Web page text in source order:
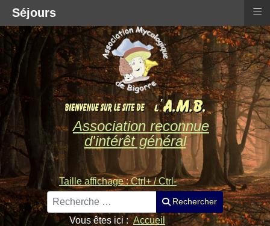
Association reconnue
d'intérêt général
Taille affichage : Ctrl+ / Ctrl-
Rechercher
Rechercher
Vous êtes ici :Accueil
Séjours ≡